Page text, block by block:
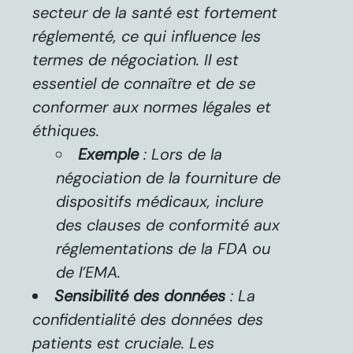
secteur de la santé est fortement
réglementé, ce qui influence les
termes de négociation. Il est
essentiel de connaître et de se
conformer aux normes légales et
éthiques.
Exemple: Lors de la
négociation de la fourniture de
dispositifs médicaux, inclure
des clauses de conformité aux
réglementations de la FDA ou
de l’EMA.
Sensibilité des données : La
confidentialité des données des
patients est cruciale. Les